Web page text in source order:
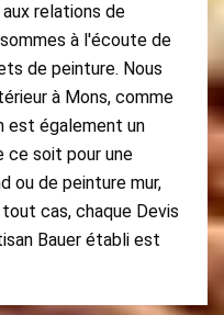
relations de
à l'écoute de
de peinture. Nous
à Mons, comme
est également un
ce soit pour une
ou de peinture mur,
cas, chaque Devis
Bauer établi est